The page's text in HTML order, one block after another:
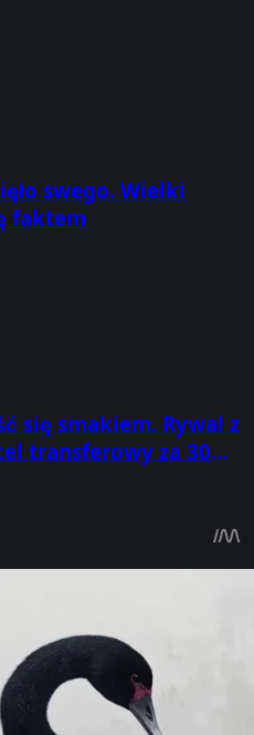
swego. Wielki
faktem
się smakiem. Rywal z
transferowy za 30